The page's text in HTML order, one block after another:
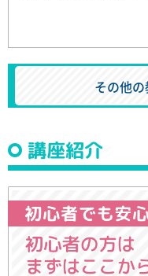
その他
講座紹介